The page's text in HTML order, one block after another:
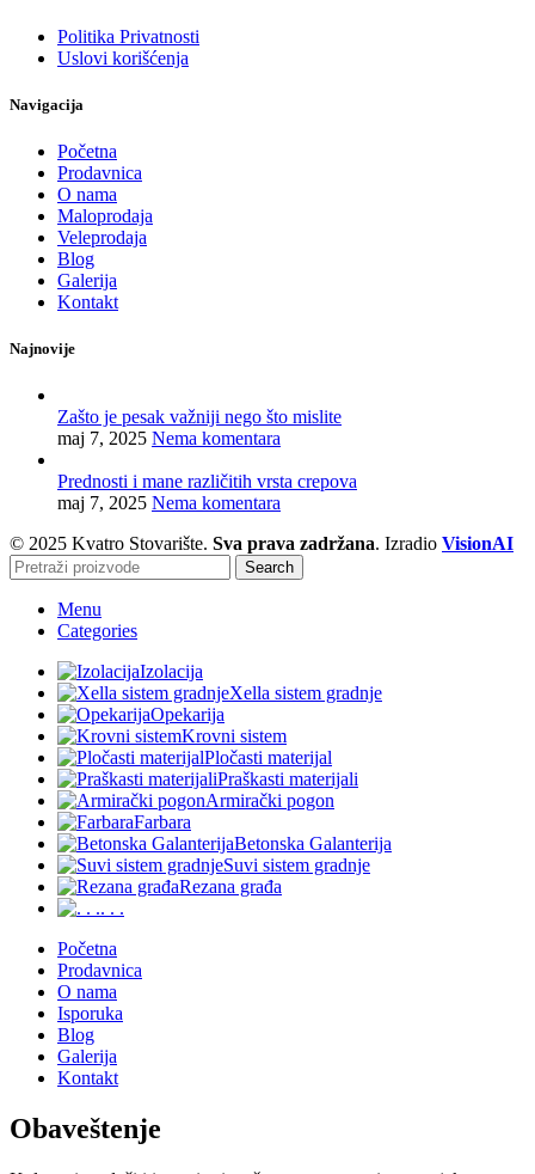
Politika Privatnosti
Uslovi korišćenja
Navigacija
Početna
Prodavnica
O nama
Maloprodaja
Veleprodaja
Blog
Galerija
Kontakt
Najnovije
Zašto je pesak važniji nego što mislite
maj 7, 2025 Nema komentara
Prednosti i mane različitih vrsta crepova
maj 7, 2025 Nema komentara
© 2025 Kvatro Stovarište. Sva prava zadržana. Izradio VisionAI
Search
Menu
Categories
Izolacija
Xella sistem gradnje
Opekarija
Krovni sistem
Pločasti materijal
Praškasti materijali
Armirački pogon
Farbara
Betonska Galanterija
Suvi sistem gradnje
Rezana građa
. . .
Početna
Prodavnica
O nama
Isporuka
Blog
Galerija
Kontakt
Obaveštenje